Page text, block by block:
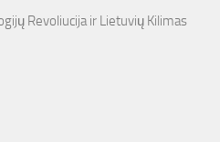
Revoliucija ir Lietuvių Kilimas